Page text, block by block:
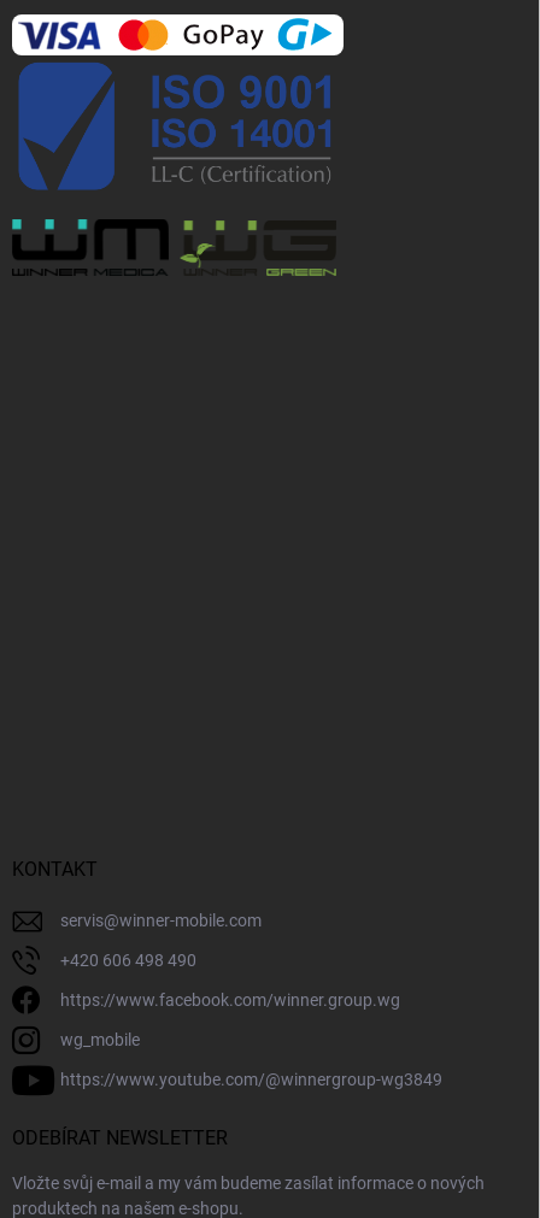
KONTAKT
servis@winner-mobile.com
+420 606 498 490
https://www.facebook.com/winner.group.wg
wg_mobile
https://www.youtube.com/@winnergroup-wg3849
ODEBÍRAT NEWSLETTER
Vložte svůj e-mail a my vám budeme zasílat informace o nových
produktech na našem e-shopu.